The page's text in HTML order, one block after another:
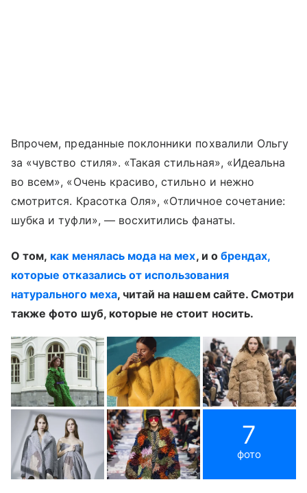
Впрочем, преданные поклонники похвалили Ольгу
за «чувство стиля». «Такая стильная», «Идеальна
во всем», «Очень красиво, стильно и нежно
смотрится. Красотка Оля», «Отличное сочетание:
шубка и туфли», — восхитились фанаты.
О том, как менялась мода на мех, и о брендах,
которые отказались от использования
натурального меха, читай на нашем сайте. Смотри
также фото шуб, которые не стоит носить.
7
фото